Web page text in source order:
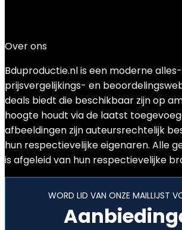
Over ons
Bduproductie.nl is een moderne
prijsvergelijkings- en
deals biedt die beschikbaar zijn op
hoogte houdt via de laatst
afbeeldingen zijn auteursrechtelijk
hun respectievelijke eigenaren. Alle
is afgeleid van hun respectievelijke
WORD LID VAN ONZE MAILLIJST